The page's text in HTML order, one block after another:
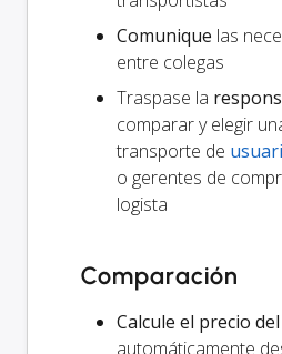
Comunique las
entre colegas
Traspase la
comparar y elegir
transporte de
o gerentes de
logista
Comparación
Calcule el precio
automáticamente